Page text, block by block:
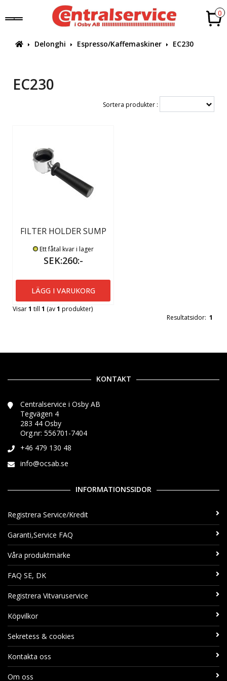
0
Delonghi Espresso/Kaffemaskiner EC230
EC230
Sortera produkter :
FILTER HOLDER SUMP
Ett fåtal kvar i lager
SEK:260:-
LÄGG I VARUKORG
Visar1 till 1 (av1 produkter)
Resultatsidor: 1
KONTAKT
Centralservice i Osby AB
Tegvägen 4
283 44 Osby
Org.nr: 556701-7404
+46 479 130 48
info@ocsab.se
INFORMATIONSSIDOR
Registrera Service/Kredit
Garanti,Service FAQ
Våra produktmärke
FAQ SE, DK
Registrera Vitvaruservice
Köpvilkor
Sekretess & cookies
Kontakta oss
Om oss